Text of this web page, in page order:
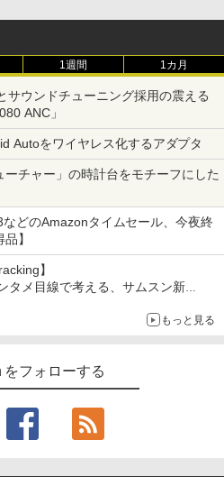
1週間 1カ月
サウンドチューニング採用の震える
ANC」
Autoをワイヤレス化するアダプタ
ーチャー」の時計台をモチーフにした
どのAmazonタイムセール、今夜終
】
】
タメ目線で考える、サムスン新
もっと見る
をフォローする